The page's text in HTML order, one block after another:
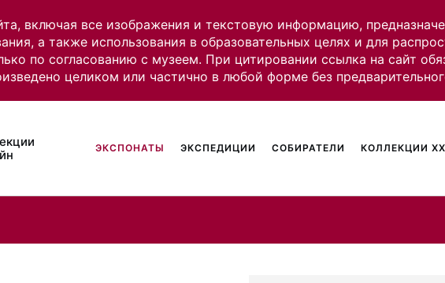
включая все изображения и текстовую информацию,
а также использования в образовательных целях и для
по согласованию с музеем. При цитировании ссылка на сайт
целиком или частично в любой форме без
ЭКСПОНАТЫ ЭКСПЕДИЦИИ СОБИРАТЕЛИ КОЛЛЕКЦИИ